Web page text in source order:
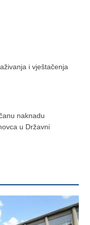
i vještačenja
naknadu
u Državni